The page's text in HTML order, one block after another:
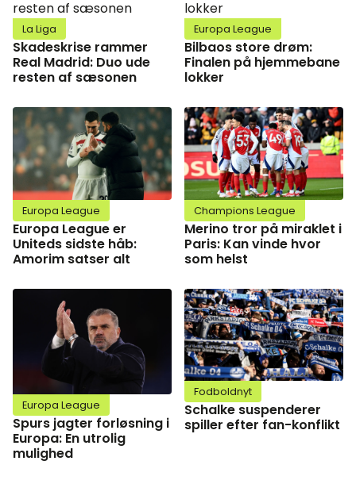
La Liga
Skadeskrise rammer
Real Madrid: Duo ude
resten af sæsonen
Europa League
Bilbaos store drøm:
Finalen på hjemmebane
lokker
Europa League
Europa League er
Uniteds sidste håb:
Amorim satser alt
Champions League
Merino tror på miraklet i
Paris: Kan vinde hvor
som helst
Europa League
Spurs jagter forløsning i
Europa: En utrolig
mulighed
Fodboldnyt
Schalke suspenderer
spiller efter fan-konflikt